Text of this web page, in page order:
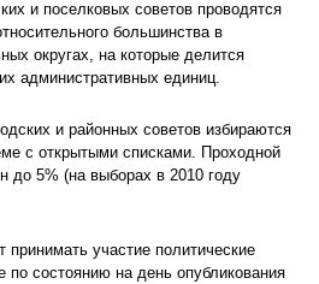
и поселковых советов проводятся
большинства в
округах, на которые делится
административных единиц.
и районных советов избираются
с открытыми списками. Проходной
до 5% (на выборах в 2010 году
участие политические
по состоянию на день опубликования